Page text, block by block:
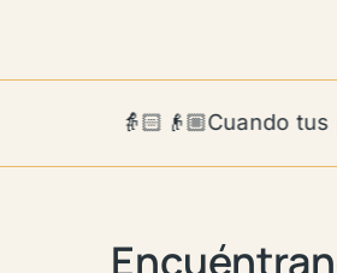
👵🏻👴🏼Cuando tus